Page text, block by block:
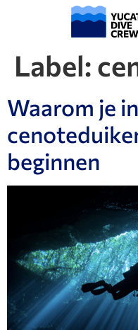
Label:
Waarom je
beginnen